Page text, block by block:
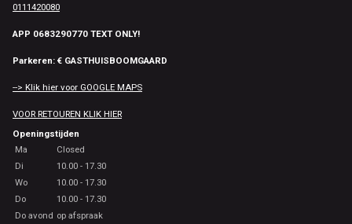
0111420080
APP 0683290770 TEXT ONLY!
Parkeren: € GASTHUISBOOMGAARD
--> Klik hier voor GOOGLE MAPS
VOOR RETOUREN KLIK HIER
Openingstijden
Ma
Closed
Di
10.00 - 17.30
Wo
10.00 - 17.30
Do
10.00 - 17.30
Do avond op afspraak